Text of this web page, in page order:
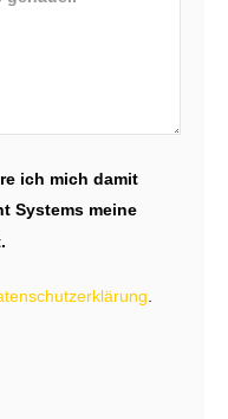
ich mich damit
Systems meine